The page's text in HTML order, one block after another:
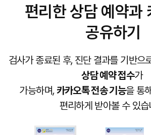
편리한 상담 예약과
공유하기
검사가 종료된 후, 진단 결과를 기반으
상담 예약 접수가
가능하며,카카오톡 전송 기능을 통
편리하게 받아볼 수 있습